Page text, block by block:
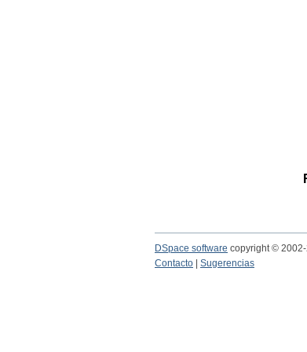
DSpace software copyright ©
Contacto
Sugerencias